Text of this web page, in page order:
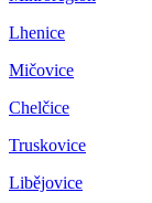
Lhenice
Mičovice
Chelčice
Truskovice
Libějovice